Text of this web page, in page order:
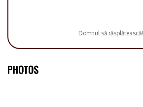
Domnul să răsplătească!